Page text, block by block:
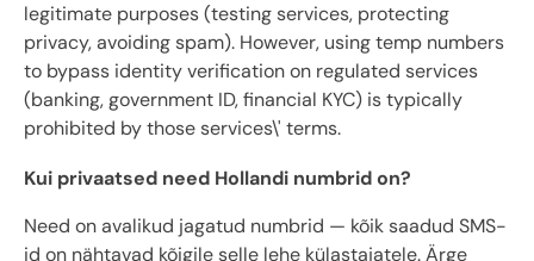
legitimate purposes (testing services, protecting
privacy, avoiding spam). However, using temp numbers
to bypass identity verification on regulated services
(banking, government ID, financial KYC) is typically
prohibited by those services\' terms.
Kui privaatsed need Hollandi numbrid on?
Need on avalikud jagatud numbrid — kõik saadud SMS-
id on nähtavad kõigile selle lehe külastajatele. Ärge